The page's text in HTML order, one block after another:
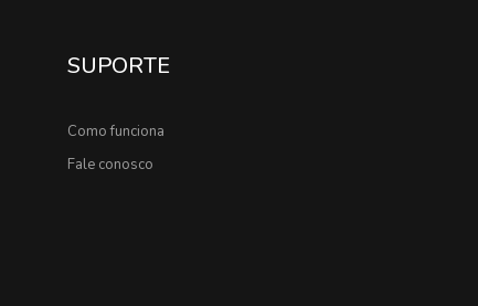
SUPORTE
Como funciona
Fale conosco